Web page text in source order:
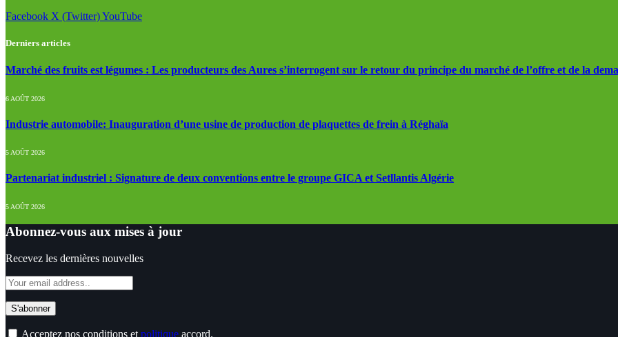
Facebook X (Twitter)YouTube
Derniers articles
Marché des fruits est légumes : Les producteurs des Aures s’interrogent sur le retour du principe du marché de l’offre et de la
6 AOÛT 2026
Industrie automobile: Inauguration d’une usine de production de plaquettes de frein à Réghaïa
5 AOÛT 2026
Partenariat industriel : Signature de deux conventions entre le groupe GICA et Setllantis Algérie
5 AOÛT 2026
Abonnez-vous aux mises à jour
Recevez les dernières nouvelles
Acceptez nos conditions et politique accord.